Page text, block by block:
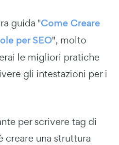
guida "Come Creare
per SEO", molto
le migliori pratiche
gli intestazioni per i
per scrivere tag di
creare una struttura